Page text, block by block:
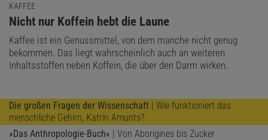
KAFFEE
:
Nicht nur Koffein hebt die Laune
Kaffee ist ein Genussmittel, von dem manche nicht genug
bekommen. Das liegt wahrscheinlich auch an weiteren
Inhaltsstoffen neben Koffein, die über den Darm wirken.
Die großen Fragen der Wissenschaft | Wie funktioniert das
menschliche Gehirn, Katrin Amunts?
»Das Anthropologie-Buch« | Von Aborigines bis Zucker